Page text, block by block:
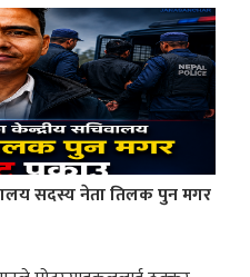
सदस्य नेता तिलक पुन मगर